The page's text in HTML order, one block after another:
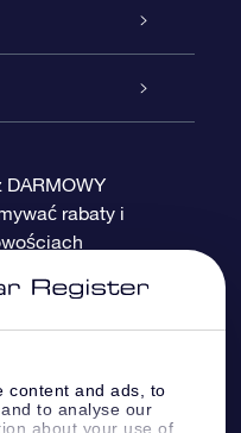
content and ads, to
to analyse our
about your use of
OSR
stars”
rabaty i